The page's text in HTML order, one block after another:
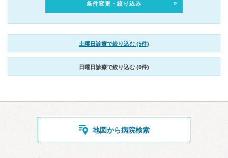
条件変更・絞り込み
土曜日診療で絞り込む (5件)
日曜日診療で絞り込む (0件)
地図から病院検索